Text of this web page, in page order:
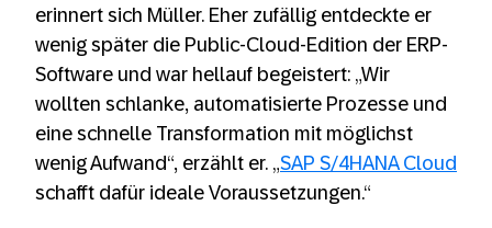
erinnert sich Müller. Eher zufällig entdeckte er
wenig später die Public-Cloud-Edition der ERP-
Software und war hellauf begeistert: „Wir
wollten schlanke, automatisierte Prozesse und
eine schnelle Transformation mit möglichst
wenig Aufwand“, erzählt er. „SAP S/4HANA Cloud
schafft dafür ideale Voraussetzungen.“